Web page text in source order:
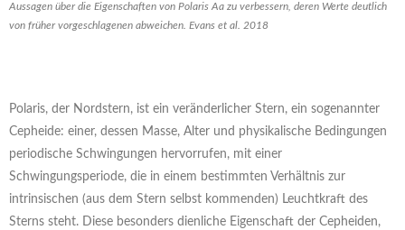
Aussagen über die Eigenschaften von Polaris Aa zu verbessern, deren Werte deutlich
von früher vorgeschlagenen abweichen. Evans et al. 2018
Polaris, der Nordstern, ist ein veränderlicher Stern, ein sogenannter
Cepheide: einer, dessen Masse, Alter und physikalische Bedingungen
periodische Schwingungen hervorrufen, mit einer
Schwingungsperiode, die in einem bestimmten Verhältnis zur
intrinsischen (aus dem Stern selbst kommenden) Leuchtkraft des
Sterns steht. Diese besonders dienliche Eigenschaft der Cepheiden,